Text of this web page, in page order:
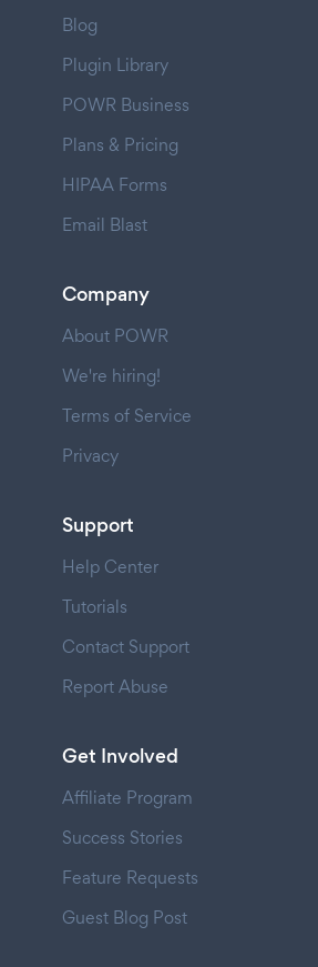
Blog
Plugin Library
POWR Business
Plans & Pricing
HIPAA Forms
Email Blast
Company
About POWR
We're hiring!
Terms of Service
Privacy
Support
Help Center
Tutorials
Contact Support
Report Abuse
Get Involved
Affiliate Program
Success Stories
Feature Requests
Guest Blog Post